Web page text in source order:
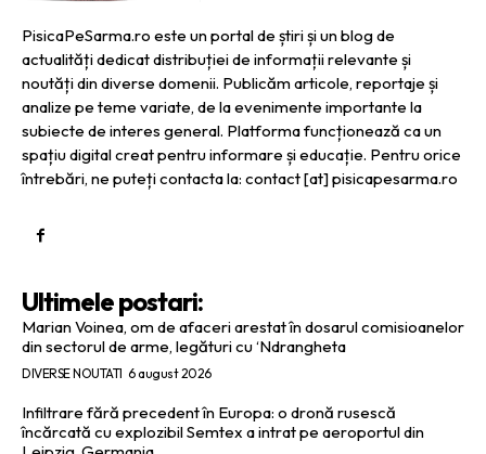
PisicaPeSarma.ro este un portal de știri și un blog de
actualități dedicat distribuției de informații relevante și
noutăți din diverse domenii. Publicăm articole, reportaje și
analize pe teme variate, de la evenimente importante la
subiecte de interes general. Platforma funcționează ca un
spațiu digital creat pentru informare și educație. Pentru orice
întrebări, ne puteți contacta la: contact [at] pisicapesarma.ro
Ultimele postari:
Marian Voinea, om de afaceri arestat în dosarul comisioanelor
din sectorul de arme, legături cu ‘Ndrangheta
DIVERSE NOUTATI 6 august 2026
Infiltrare fără precedent în Europa: o dronă rusescă
încărcată cu explozibil Semtex a intrat pe aeroportul din